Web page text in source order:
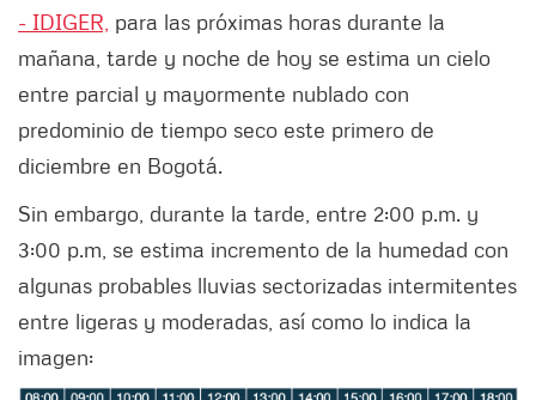
- IDIGER, para las próximas horas durante la
mañana, tarde y noche de hoy se estima un cielo
entre parcial y mayormente nublado con
predominio de tiempo seco este primero de
diciembre en Bogotá.
Sin embargo, durante la tarde, entre 2:00 p.m. y
3:00 p.m, se estima incremento de la humedad con
algunas probables lluvias sectorizadas intermitentes
entre ligeras y moderadas, así como lo indica la
imagen: